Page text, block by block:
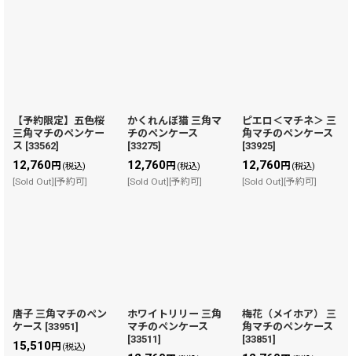
【予約限定】五色桜
三角マチのペンケー
ス [33562]
12,760円 (税込)
[Sold Out][予約可]
かくれんぼ猫 三角マ
チのペンケース
[33275]
12,760円 (税込)
[Sold Out][予約可]
ピエロ＜マチネ＞ 三
角マチのペンケース
[33925]
12,760円 (税込)
[Sold Out][予約可]
唐子 三角マチのペン
ケース [33951]
15,510円 (税込)
ホワイトリリー 三角
マチのペンケース
[33511]
梅花（メイホア） 三
角マチのペンケース
[33851]